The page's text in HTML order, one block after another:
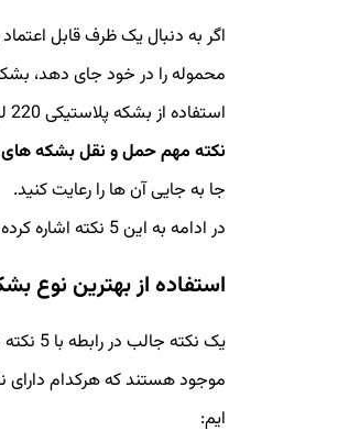
اگر به دنبال یک ظرف قابل
محموله را در خود جای دهد،
استفاده از بشکه پلاستیکی 220 لیتری انواع مختلف محصولات با حساسیت های متفاوت را حمل و نقل کنید، منتهی
نکته مهم حمل و نقل بشکه های
جا به جایی آن ها را رعایت کنید.
در ادامه به این 5 نکته اشاره کرده ابم:
استفاده از بهترین نوع
یک نکته جالب در رابطه با 5 نکته مهم
موجود هستند که هرکدام
ایم: